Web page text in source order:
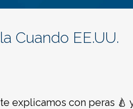
Cuando EE.UU.
explicamos con peras 🍐